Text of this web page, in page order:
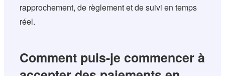
rapprochement, de règlement et de suivi en temps
réel.
Comment puis-je commencer à